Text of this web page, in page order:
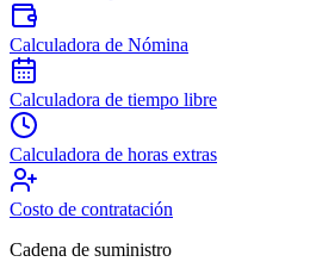
Calculadora de Nómina
Calculadora de tiempo libre
Calculadora de horas extras
Costo de contratación
Cadena de suministro